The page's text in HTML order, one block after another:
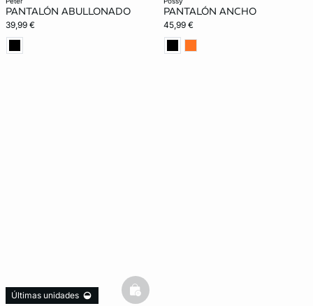
PANTALÓN ABULLONADO
39,99 €
PANTALÓN ANCHO
45,99 €
Últimas unidades basketfull